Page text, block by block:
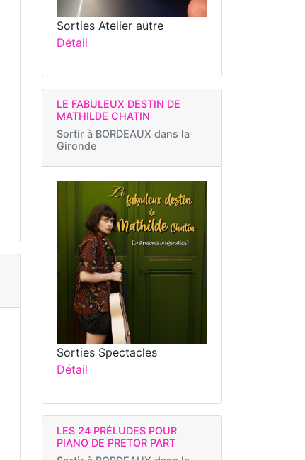
Sorties Atelier autre
Détail
LE FABULEUX DESTIN DE
MATHILDE CHATIN
Sortir à BORDEAUX dans la
Gironde
Sorties Spectacles
Détail
LES 24 PRÉLUDES POUR
PIANO DE PRETOR PART